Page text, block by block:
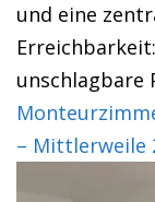
und eine
unschlagbare
– Mittlerweile